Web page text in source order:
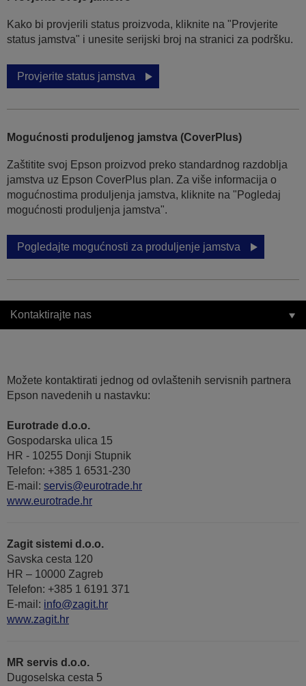
Kako bi provjerili status proizvoda, kliknite na "Provjerite
status jamstva" i unesite serijski broj na stranici za podršku.
Provjerite status jamstva
Mogućnosti produljenog jamstva (CoverPlus)
Zaštitite svoj Epson proizvod preko standardnog razdoblja
jamstva uz Epson CoverPlus plan. Za više informacija o
mogućnostima produljenja jamstva, kliknite na "Pogledaj
mogućnosti produljenja jamstva".
Pogledajte mogućnosti za produljenje jamstva
Kontaktirajte nas
Možete kontaktirati jednog od ovlaštenih servisnih partnera
Epson navedenih u nastavku:
Eurotrade d.o.o.
Gospodarska ulica 15
HR - 10255 Donji Stupnik
Telefon: +385 1 6531-230
E-mail: servis@eurotrade.hr
www.eurotrade.hr
Zagit sistemi d.o.o.
Savska cesta 120
HR – 10000 Zagreb
Telefon: +385 1 6191 371
E-mail: info@zagit.hr
www.zagit.hr
MR servis d.o.o.
Dugoselska cesta 5